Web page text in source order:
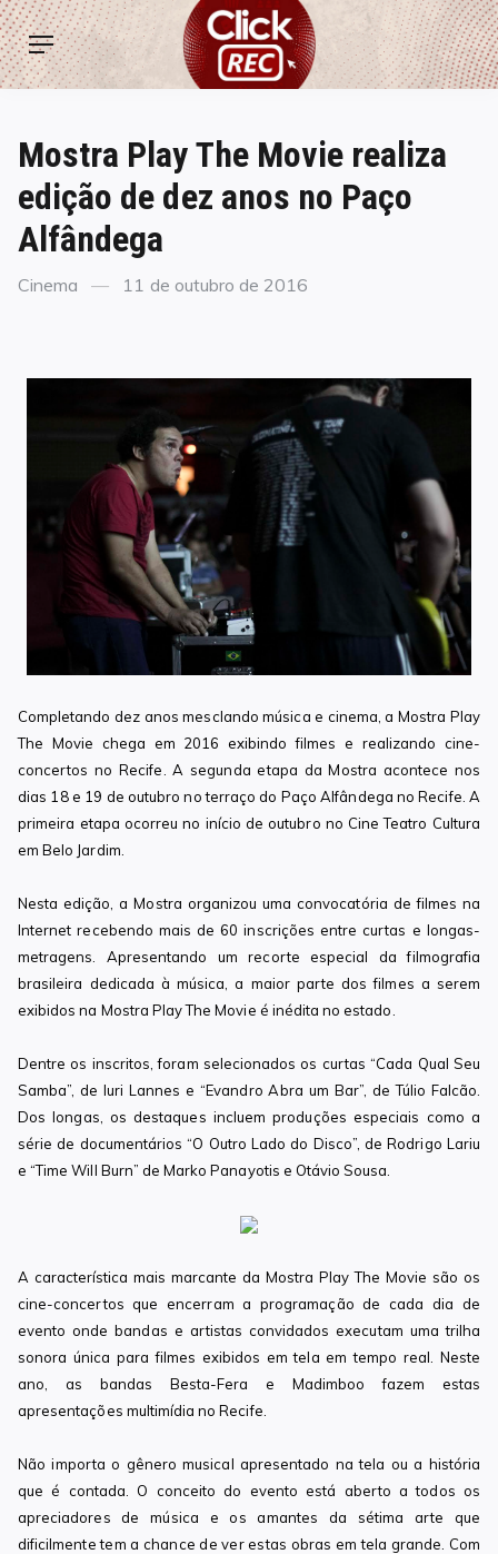
Skip
to
content
ClickREC
Menu
Mostra Play The Movie realiza
edição de dez anos no Paço
Alfândega
Categories
Cinema
Posted
11 de outubro de 2016
Completando dez anos mesclando música e cinema, a Mostra Play
The Movie chega em 2016 exibindo filmes e realizando cine-
concertos no Recife. A segunda etapa da Mostra acontece nos
dias 18 e 19 de outubro no terraço do Paço Alfândega no Recife. A
primeira etapa ocorreu no início de outubro no Cine Teatro Cultura
em Belo Jardim.
Nesta edição, a Mostra organizou uma convocatória de filmes na
Internet recebendo mais de 60 inscrições entre curtas e longas-
metragens. Apresentando um recorte especial da filmografia
brasileira dedicada à música, a maior parte dos filmes a serem
exibidos na Mostra Play The Movie é inédita no estado.
Dentre os inscritos, foram selecionados os curtas “Cada Qual Seu
Samba”, de Iuri Lannes e “Evandro Abra um Bar”, de Túlio Falcão.
Dos longas, os destaques incluem produções especiais como a
série de documentários “O Outro Lado do Disco”, de Rodrigo Lariu
e “Time Will Burn” de Marko Panayotis e Otávio Sousa.
A característica mais marcante da Mostra Play The Movie são os
cine-concertos que encerram a programação de cada dia de
evento onde bandas e artistas convidados executam uma trilha
sonora única para filmes exibidos em tela em tempo real. Neste
ano, as bandas Besta-Fera e Madimboo fazem estas
apresentações multimídia no Recife.
Não importa o gênero musical apresentado na tela ou a história
que é contada. O conceito do evento está aberto a todos os
apreciadores de música e os amantes da sétima arte que
dificilmente tem a chance de ver estas obras em tela grande. Com